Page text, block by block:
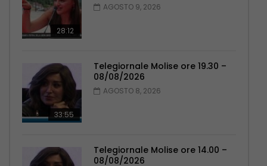
28:12
AGOSTO 9, 2026
33:55
Telegiornale Molise ore 19.30 –
08/08/2026
AGOSTO 8, 2026
Telegiornale Molise ore 14.00 –
08/08/2026